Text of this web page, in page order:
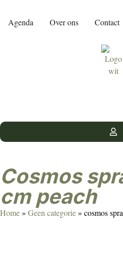
Agenda Over ons Contact
cosmos spray x 5 50
cm peach
Home» Geen categorie» cosmos